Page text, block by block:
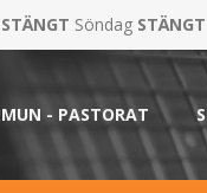
STÄNGT Söndag STÄNGT
- PASTORAT